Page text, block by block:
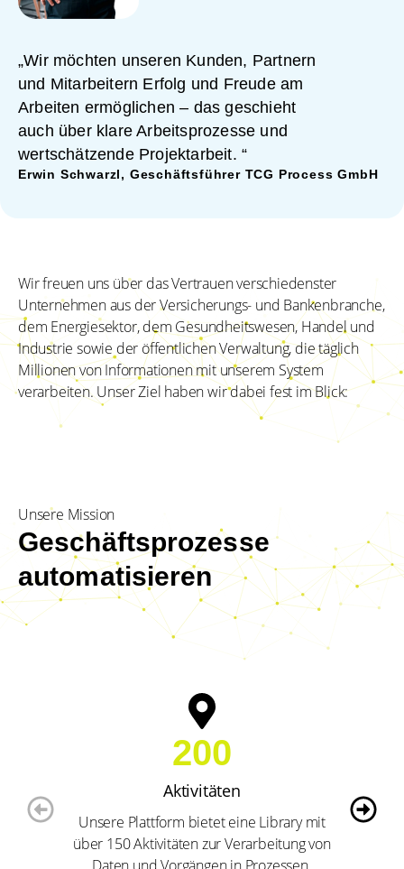
„Wir möchten unseren Kunden, Partnern
und Mitarbeitern Erfolg und Freude am
Arbeiten ermöglichen – das geschieht
auch über klare Arbeitsprozesse und
wertschätzende Projektarbeit. “
Erwin Schwarzl, Geschäftsführer TCG Process GmbH
Wir freuen uns über das Vertrauen verschiedenster
Unternehmen aus der Versicherungs- und Bankenbranche,
dem Energiesektor, dem Gesundheitswesen, Handel und
Industrie sowie der öffentlichen Verwaltung, die täglich
Millionen von Informationen mit unserem System
verarbeiten. Unser Ziel haben wir dabei fest im Blick:
Unsere Mission
Geschäftsprozesse
automatisieren
Aktivitäten
200
Unsere Plattform bietet eine Library mit
über 150 Aktivitäten zur Verarbeitung von